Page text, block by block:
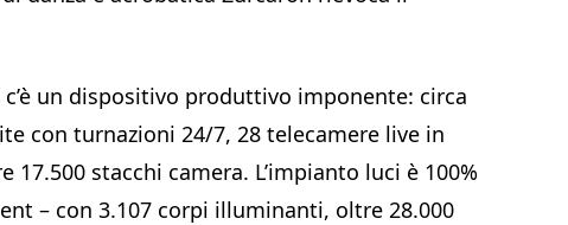
un dispositivo produttivo imponente: circa
con turnazioni 24/7, 28 telecamere live in
stacchi camera. L’impianto luci è 100%
– con 3.107 corpi illuminanti, oltre 28.000